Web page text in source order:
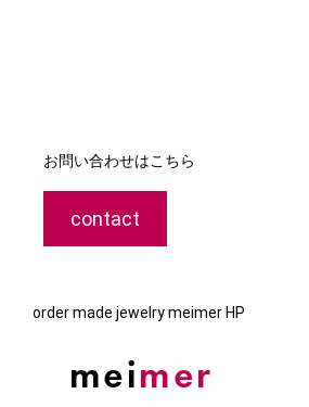
お問い合わせはこちら
contact
order made jewelry meimer HP